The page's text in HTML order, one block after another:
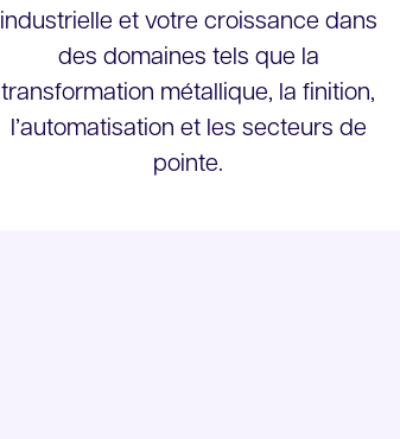
industrielle et votre croissance dans
des domaines tels que la
transformation métallique, la finition,
l’automatisation et les secteurs de
pointe.